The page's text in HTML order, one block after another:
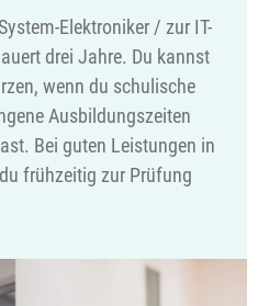
Elektroniker / zur IT-
drei Jahre. Du kannst
wenn du schulische
Ausbildungszeiten
Bei guten Leistungen in
frühzeitig zur Prüfung